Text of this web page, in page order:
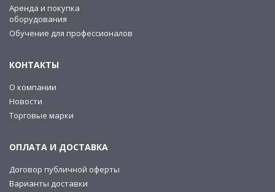
Аренда и покупка
оборудования
Обучение для профессионалов
КОНТАКТЫ
О компании
Новости
Торговые марки
ОПЛАТА И ДОСТАВКА
Договор публичной оферты
Варианты доставки